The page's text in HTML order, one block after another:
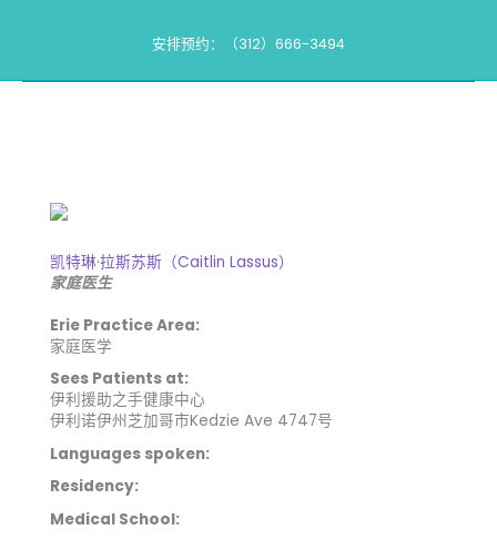
安排预约：（312）666-3494
凯特琳·拉斯苏斯（Caitlin Lassus）
家庭医生
Erie Practice Area:
家庭医学
Sees Patients at:
伊利援助之手健康中心
伊利诺伊州芝加哥市Kedzie Ave 4747号
Languages spoken:
Residency:
Medical School: